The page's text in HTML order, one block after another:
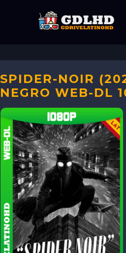
SPIDER-NOIR
NEGRO WEB-DL